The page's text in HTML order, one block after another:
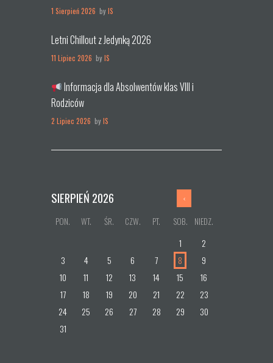
1 Sierpień 2026 byIS
Letni Chillout z Jedynką 2026
11 Lipiec 2026 byIS
Informacja dla Absolwentów klas VIII i
Rodziców
2 Lipiec 2026 byIS
SIERPIEŃ 2026
PON. WT. ŚR. CZW. PT. SOB. NIEDZ.
1
2
3
4 5 6 7 8
9
10
11 12 13 14 15
16
17
18 19 20 21 22
23
24
25 26 27 28 29
30
31